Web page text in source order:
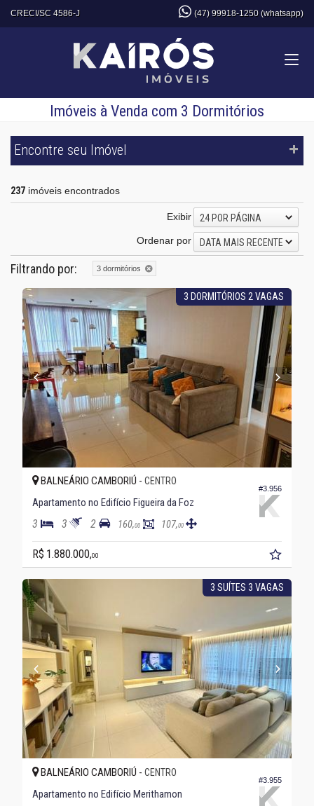
CRECI/SC 4586-J (47) 99918-1250 (whatsapp)
Imóveis à Venda com 3 Dormitórios
Encontre seu Imóvel
237 imóveis encontrados
Exibir
24 POR PÁGINA
Ordenar por
DATA MAIS RECENTE
Filtrando por: 3 dormitórios
3 DORMITÓRIOS 2 VAGAS
#3.956
BALNEÁRIO CAMBORIÚ - CENTRO
Apartamento no Edifício Figueira da Foz
3 3 2 160,00 107,00
R$ 1.880.000,00
3 SUÍTES 3 VAGAS
#3.955
BALNEÁRIO CAMBORIÚ - CENTRO
Apartamento no Edifício Merithamon